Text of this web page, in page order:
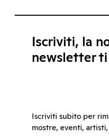
Iscriviti, la
newsletter
Iscriviti subito per
mostre, eventi,